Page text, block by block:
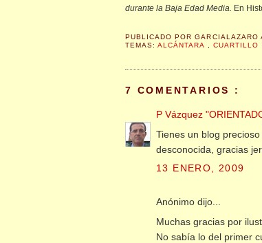
durante la Baja Edad Media. En
PUBLICADO PORGARCIALAZARO
TEMAS:ALCÁNTARA CUARTILLO
7 COMENTARIOS :
P Vázquez
Tienes un blog
desconocida, gracias
13 ENERO, 2009
Anónimo dijo...
Muchas gracias por
No sabía lo del primer